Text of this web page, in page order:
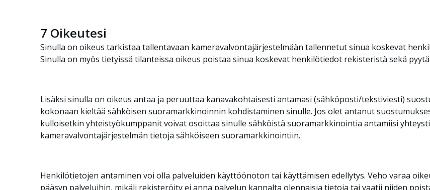
7 Oikeutesi
Sinulla on oikeus tarkistaa tallentavaan kameravalvontajärjestelmään tallennetut sinua koskevat
Sinulla on myös tietyissä tilanteissa oikeus poistaa sinua koskevat henkilötiedot rekisteristä sekä
Lisäksi sinulla on oikeus antaa ja peruuttaa kanavakohtaisesti antamasi (sähköposti/tekstiviesti)
kokonaan kieltää sähköisen suoramarkkinoinnin kohdistaminen sinulle. Jos olet antanut
kulloisetkin yhteistyökumppanit voivat osoittaa sinulle sähköistä suoramarkkinointia antamiisi
kameravalvontajärjestelmän tietoja sähköiseen suoramarkkinointiin.
Henkilötietojen antaminen voi olla palveluiden käyttöönoton tai käyttämisen edellytys. Veho varaa
pääsyn palveluihin, mikäli rekisteröity ei anna palvelun kannalta olennaisia tietoja tai vaatii niiden